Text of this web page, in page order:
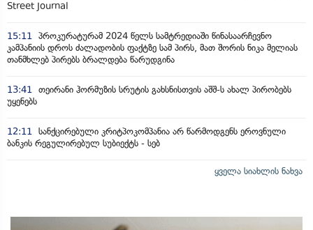
Street Journal
15:11 პროკურატურამ 2024 წელს სამტრედიაში წინასაარჩევნო
კამპანიის დროს ძალადობის ფაქტზე სამ პირს, მათ შორის ნიკა მელიას
თანმხლებ პირებს ბრალდება წარუდგინა
13:41 თეირანი ჰორმუზის სრუტის გახსნისთვის აშშ-ს ახალ პირობებს
უყენებს
12:11 სანქცირებული კრიტპოკომპანია არ წარმოდგენს ეროვნული
ბანკის რეგულირებულ სუბიექტს - სებ
ყველა სიახლის ნახვა